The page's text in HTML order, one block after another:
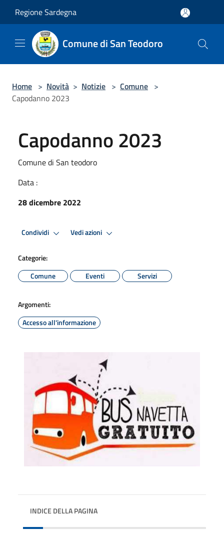
Regione Sardegna
Comune di San Teodoro
Home > Novità > Notizie > Comune >
Capodanno 2023
Capodanno 2023
Comune di San teodoro
Data :
28 dicembre 2022
Condividi Vedi azioni
Categorie:
Comune
Eventi Servizi
Argomenti:
Accesso all'informazione
INDICE DELLA PAGINA